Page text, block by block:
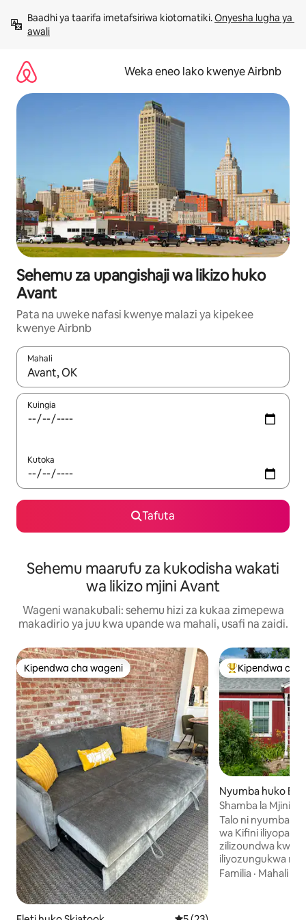
kwenda
kwenye
Baadhi ya taarifa imetafsiriwa kiotomatiki. Onyesha lugha ya
awali
Weka eneo lako kwenye Airbnb
Sehemu za upangishaji wa likizo huko
Avant
Pata na uweke nafasi kwenye malazi ya kipekee
kwenye Airbnb
Mahali
Wakati matokeo yanapatikana, vinjari kwa kutumia vitufe vya
Kuingia
Kutoka
Tafuta
Sehemu maarufu za kukodisha wakati
wa likizo mjini Avant
Wageni wanakubali: sehemu hizi za kukaa zimepewa
makadirio ya juu kwa upande wa mahali, usafi na zaidi.
Kipendwa cha wageni
Kipendwa cha wageni Kipendwa
Kipendwa cha
Nyumba huko
Shamba la Mjini
Skandinavia lenye
Talo ni nyumba
wa Kifini
zilizoundwa kwa
iliyozungukwa na
linalofanya kazi.
Familia · Mahali